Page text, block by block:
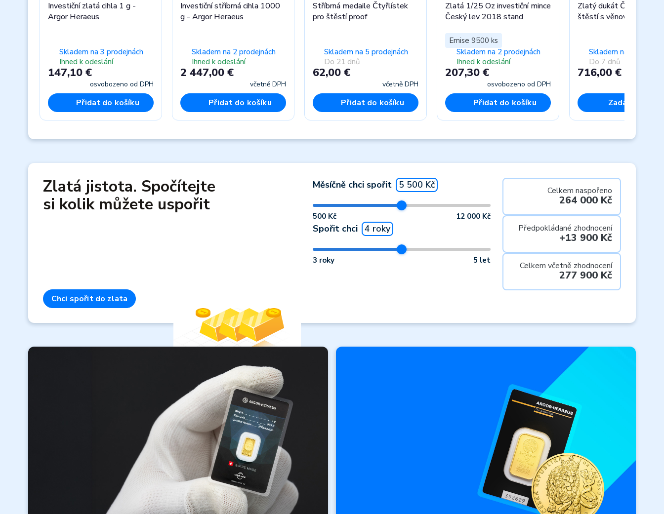
Investiční zlatá cihla 1 g -
Argor Heraeus
Skladem na 3 prodejnách
Ihned k odeslání
147,10 €
osvobozeno od DPH
Přidat do košíku
Investiční stříbrná cihla 1000
g - Argor Heraeus
Skladem na 2 prodejnách
Ihned k odeslání
2 447,00 €
včetně DPH
Přidat do košíku
Stříbrná medaile Čtyřlístek
pro štěstí proof
Skladem na 5 prodejnách
Do 21 dnů
62,00 €
včetně DPH
Přidat do košíku
Zlatá 1/25 Oz investiční mince
Český lev 2018 stand
Emise 9500 ks
Skladem na 2 prodejnách
Ihned k odeslání
207,30 €
osvobozeno od DPH
Přidat do košíku
Zlatý dukát Čtyřlístek
štěstí s věnováním proof
Skladem na 1
Do 7 dnů
716,00 €
Zadat
Zlatá jistota. Spočítejte
si kolik můžete uspořit
Chci spořit do zlata
Měsíčně chci spořit 5 500 Kč
500 Kč 12 000 Kč
Spořit chci 4 roky
3 roky 5 let
Celkem naspořeno
264 000 Kč
Předpokládané zhodnocení
+13 900 Kč
Celkem včetně zhodnocení
277 900 Kč